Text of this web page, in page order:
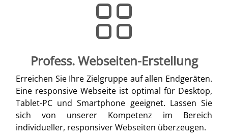
Profess. Webseiten-Erstellung
Erreichen Sie Ihre Zielgruppe auf allen Endgeräten.
Eine responsive Webseite ist optimal für Desktop,
Tablet-PC und Smartphone geeignet. Lassen Sie
sich von unserer Kompetenz im Bereich
individueller, responsiver Webseiten überzeugen.